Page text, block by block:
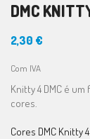
DMC
2,30 €
Com IVA
Knitty 4 DMC é
cores.
Cores DMC Knitty 4